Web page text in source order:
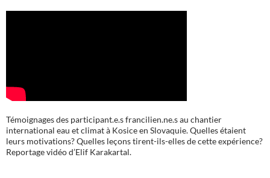
Témoignages des participant.e.s francilien.ne.s au chantier
international eau et climat à Kosice en Slovaquie. Quelles étaient
leurs motivations? Quelles leçons tirent-ils-elles de cette expérience?
Reportage vidéo d’Elif Karakartal.